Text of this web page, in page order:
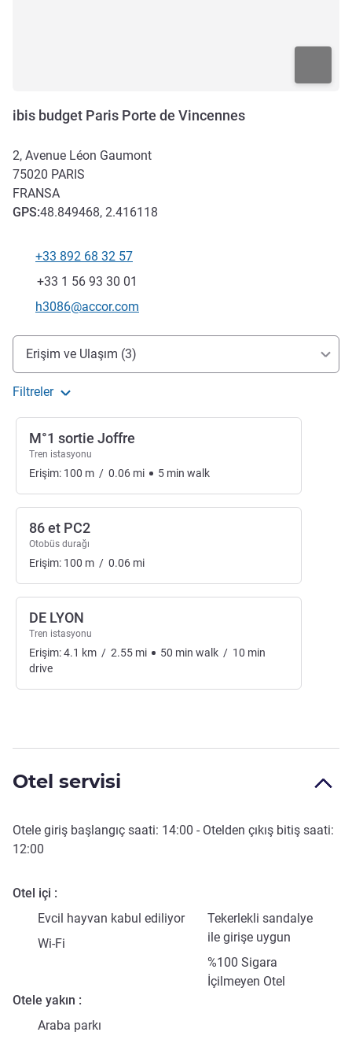
ibis budget Paris Porte de Vincennes
2, Avenue Léon Gaumont
75020 PARIS
FRANSA
GPS:48.849468, 2.416118
Telefon
+33 892 68 32 57
Faks
+33 1 56 93 30 01
İletişim için e-posta
h3086@accor.com
Erişim ve ulaşım
Erişim ve Ulaşım (3)
Filtreler
M°1 sortie Joffre
Tren istasyonu
Erişim: 100 m / 0.06 mi 5 min walk
86 et PC2
Otobüs durağı
Erişim: 100 m / 0.06 mi
DE LYON
Tren istasyonu
Erişim:4.1 km / 2.55 mi 50 min walk / 10 min
drive
Otel servisi
Otele giriş başlangıç saati: 14:00 - Otelden çıkış bitiş saati:
12:00
Otel içi
Evcil hayvan kabul ediliyor
Tekerlekli sandalye
ile girişe uygun
Wi-Fi
%100 Sigara
İçilmeyen Otel
Otele yakın
Araba parkı